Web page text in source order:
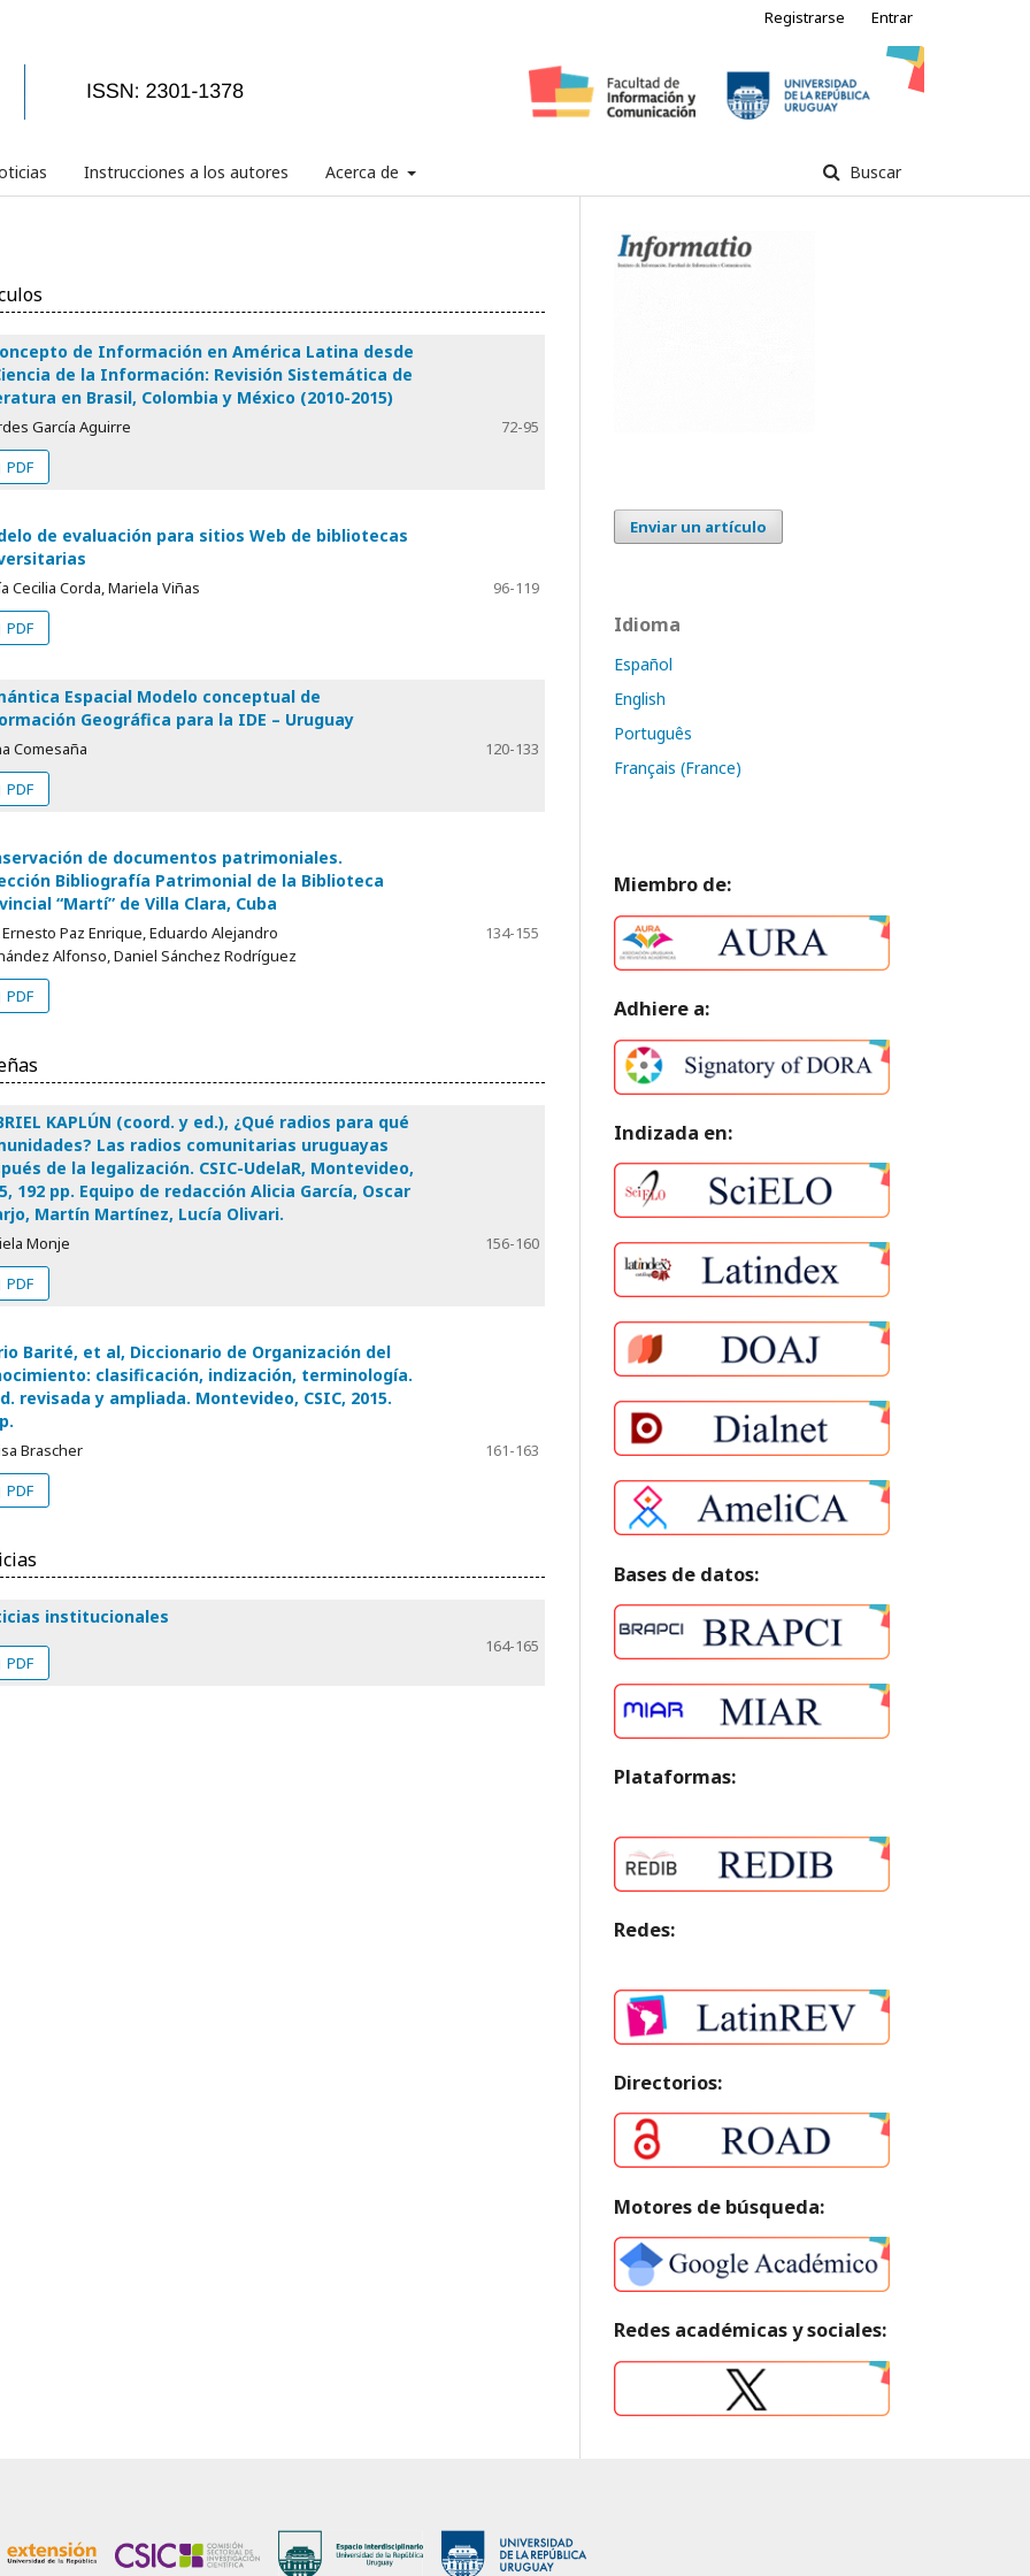
Instrucciones a los autores Acerca de Buscar
Registrarse Entrar
de Información en América Latina desde
de la Información: Revisión Sistemática de
en Brasil, Colombia y México (2010-2015)
García Aguirre
72-95
PDF
de evaluación para sitios Web de bibliotecas
Cecilia Corda, Mariela Viñas
96-119
PDF
Espacial Modelo conceptual de
Geográfica para la IDE – Uruguay
Comesaña
120-133
PDF
de documentos patrimoniales.
Bibliografía Patrimonial de la Biblioteca
“Martí” de Villa Clara, Cuba
Paz Enrique, Eduardo Alejandro
Alfonso, Daniel Sánchez Rodríguez
134-155
PDF
KAPLÚN (coord. y ed.), ¿Qué radios para qué
Las radios comunitarias uruguayas
de la legalización. CSIC-UdelaR, Montevideo,
192 pp. Equipo de redacción Alicia García, Oscar
Martín Martínez, Lucía Olivari.
Monje
156-160
PDF
Barité, et al, Diccionario de Organización del
clasificación, indización, terminología.
revisada y ampliada. Montevideo, CSIC, 2015.
Brascher
161-163
PDF
institucionales
164-165
PDF
Enviar un artículo
Idioma
Español
English
Português
Français (France)
Miembro de:
Adhiere a:
Indizada en:
Bases de datos:
Plataformas:
Redes:
Directorios:
Motores de búsqueda:
Redes académicas y sociales: